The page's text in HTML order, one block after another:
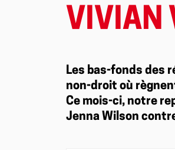
VIVIAN
Les bas-fonds des
non-droit où
Ce mois-ci, notre
Jenna Wilson